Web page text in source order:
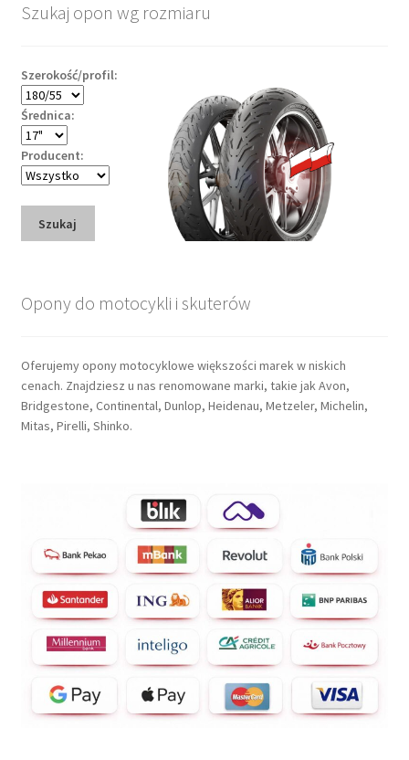
Szukaj opon wg rozmiaru
Szerokość/profil:
Średnica:
Producent:
Szukaj
Opony do motocykli i skuterów
Oferujemy opony motocyklowe większości marek w niskich
cenach. Znajdziesz u nas renomowane marki, takie jak Avon,
Bridgestone, Continental, Dunlop, Heidenau, Metzeler, Michelin,
Mitas, Pirelli, Shinko.